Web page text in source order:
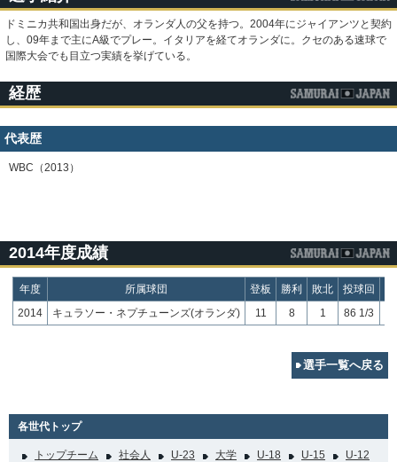
ドミニカ共和国出身だが、オランダ人の父を持つ。2004年にジャイアンツと契約
し、09年まで主にA級でプレー。イタリアを経てオランダに。クセのある速球で
国際大会でも目立つ実績を挙げている。
経歴
代表歴
WBC（2013）
2014年度成績
年度 所属球団 登板 勝利 敗北 投球回
2014
キュラソー・ネプチューンズ(オランダ) 11 8 1 86 1/3
選手一覧へ戻る
各世代トップ
トップチーム 社会人 U-23 大学 U-18 U-15
U-12